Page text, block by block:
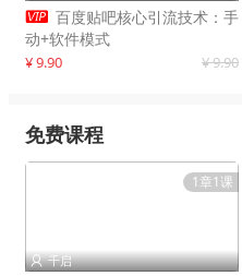
 百度贴吧核心引流技术：手
动+软件模式
¥ 9.90 ¥ 9.90
免费课程
1章1课
 千启